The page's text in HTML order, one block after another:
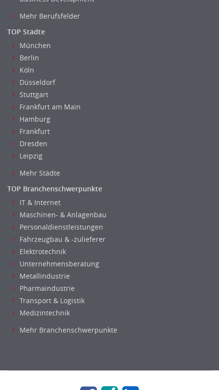
Mehr Berufsfelder
TOP Städte
München
Berlin
Köln
Düsseldorf
Stuttgart
Frankfurt am Main
Hamburg
Frankfurt
Dresden
Leipzig
Mehr Städte
TOP Branchenschwerpunkte
IT & Internet
Maschinen- & Anlagenbau
Personaldienstleistungen
Fahrzeugbau & -zulieferer
Elektrotechnik
Unternehmensberatung
Metallindustrie
Pharmaindustrie
Transport & Logistik
Medizintechnik
Mehr Branchenschwerpunkte